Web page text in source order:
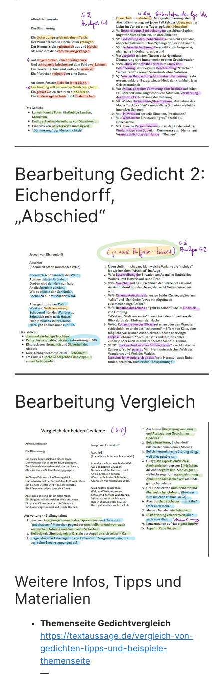
Bearbeitung Gedicht 2:
Eichendorff,
„Abschied“
Bearbeitung Vergleich
Weitere Infos, Tipps und
Materialien
Themenseite Gedichtvergleich
https://textaussage.de/vergleich-von-
gedichten-tipps-und-beispiele-
themenseite
—